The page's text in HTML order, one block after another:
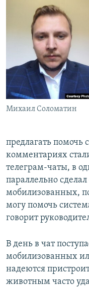
Михаил Соломатин
предлагать
комментариях
телеграм-чаты, в
параллельно
мобилизованных,
могу помочь
говорит
В день в чат
мобилизованных
надеются
животным часто